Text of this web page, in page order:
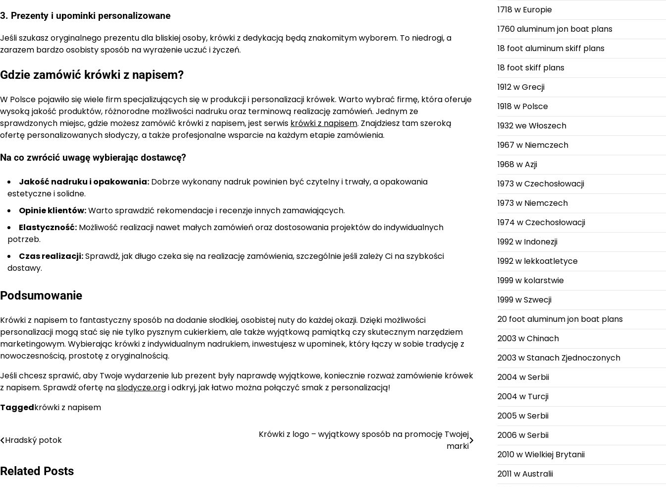
3. Prezenty i upominki personalizowane
Jeśli szukasz oryginalnego prezentu dla bliskiej osoby, krówki z dedykacją będą znakomitym wyborem. To niedrogi, a
zarazem bardzo osobisty sposób na wyrażenie uczuć i życzeń.
Gdzie zamówić krówki z napisem?
W Polsce pojawiło się wiele firm specjalizujących się w produkcji i personalizacji krówek. Warto wybrać firmę, która oferuje
wysoką jakość produktów, różnorodne możliwości nadruku oraz terminową realizację zamówień. Jednym ze
sprawdzonych miejsc, gdzie możesz zamówić krówki z napisem, jest serwis krówki z napisem. Znajdziesz tam szeroką
ofertę personalizowanych słodyczy, a także profesjonalne wsparcie na każdym etapie zamówienia.
Na co zwrócić uwagę wybierając dostawcę?
Jakość nadruku i opakowania: Dobrze wykonany nadruk powinien być czytelny i trwały, a opakowania
estetyczne i solidne.
Opinie klientów:Warto sprawdzić rekomendacje i recenzje innych zamawiających.
Elastyczność: Możliwość realizacji nawet małych zamówień oraz dostosowania projektów do indywidualnych
potrzeb.
Czas realizacji:Sprawdź, jak długo czeka się na realizację zamówienia, szczególnie jeśli zależy Ci na szybkości
dostawy.
Podsumowanie
Krówki z napisem to fantastyczny sposób na dodanie słodkiej, osobistej nuty do każdej okazji. Dzięki możliwości
personalizacji mogą stać się nie tylko pysznym cukierkiem, ale także wyjątkową pamiątką czy skutecznym narzędziem
marketingowym. Wybierając krówki z indywidualnym nadrukiem, inwestujesz w upominek, który łączy w sobie tradycję z
nowoczesnością, prostotę z oryginalnością.
Jeśli chcesz sprawić, aby Twoje wydarzenie lub prezent były naprawdę wyjątkowe, koniecznie rozważ zamówienie krówek
z napisem. Sprawdź ofertę naslodycze.orgi odkryj, jak łatwo można połączyć smak z personalizacją!
Taggedkrówki z napisem
Nawigacja
Hradský potok
Krówki z logo – wyjątkowy sposób na promocję Twojej
marki
Related Posts
1718 w Europie
1760 aluminum jon boat plans
18 foot aluminum skiff plans
18 foot skiff plans
1912 w Grecji
1918 w Polsce
1932 we Włoszech
1967 w Niemczech
1968 w Azji
1973 w Czechosłowacji
1973 w Niemczech
1974 w Czechosłowacji
1992 w Indonezji
1992 w lekkoatletyce
1999 w kolarstwie
1999 w Szwecji
20 foot aluminum jon boat plans
2003 w Chinach
2003 w Stanach Zjednoczonych
2004 w Serbii
2004 w Turcji
2005 w Serbii
2006 w Serbii
2010 w Wielkiej Brytanii
2011 w Australii